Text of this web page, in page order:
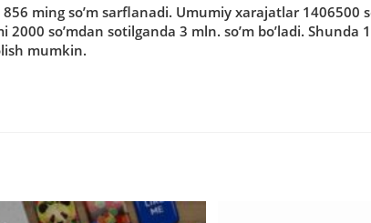
ming soʼm sarflanadi. Umumiy xarajatlar 1406500
soʼmdan sotilganda 3 mln. soʼm boʼladi. Shunda
mumkin.